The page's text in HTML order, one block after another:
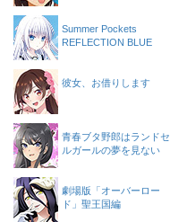
Summer Pockets
REFLECTION BLUE
彼女、お借りします
青春ブタ野郎はランドセ
ルガールの夢を見ない
劇場版「オーバーロー
ド」聖王国編